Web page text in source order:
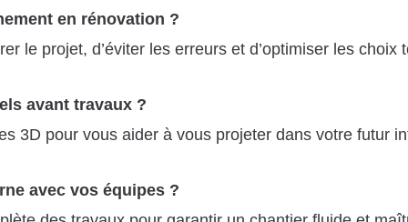
en rénovation ?
le projet, d’éviter les erreurs et d’optimiser les choix
avant travaux ?
3D pour vous aider à vous projeter dans votre futur
avec vos équipes ?